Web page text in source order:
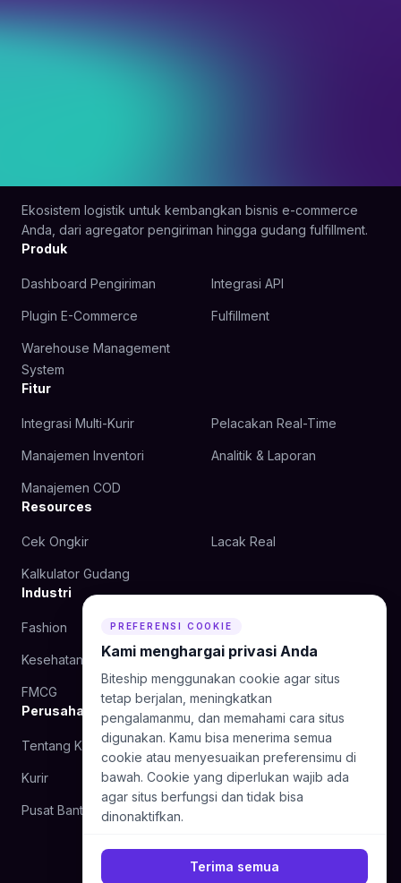
Ekosistem logistik untuk kembangkan bisnis e-commerce
Anda, dari agregator pengiriman hingga gudang fulfillment.
Produk
Dashboard Pengiriman Integrasi API
Plugin E-Commerce Fulfillment
Warehouse Management
System
Fitur
Integrasi Multi-Kurir Pelacakan Real-Time
Manajemen Inventori Analitik & Laporan
Manajemen COD
Resources
Cek Ongkir Lacak Real
Kalkulator Gudang
Industri
Fashion Kecantikan
Kesehatan Makanan
FMCG
Perusahaan
Tentang Kami Blog
Kurir Hubungi Kami
Pusat Bantuan
PREFERENSI COOKIE
Kami menghargai privasi Anda
Biteship menggunakan cookie agar situs
tetap berjalan, meningkatkan
pengalamanmu, dan memahami cara situs
digunakan. Kamu bisa menerima semua
cookie atau menyesuaikan preferensimu di
bawah. Cookie yang diperlukan wajib ada
agar situs berfungsi dan tidak bisa
dinonaktifkan.
Terima semua